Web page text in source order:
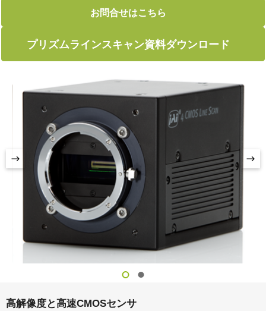
お問合せはこちら
プリズムラインスキャン資料ダウンロード
高解像度と高速CMOSセンサ